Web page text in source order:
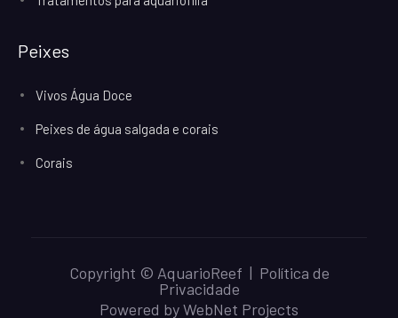
Peixes
Vivos Água Doce
Peixes de água salgada e corais
Corais
Copyright © AquarioReef | Política de
Privacidade
Powered byWebNet Projects